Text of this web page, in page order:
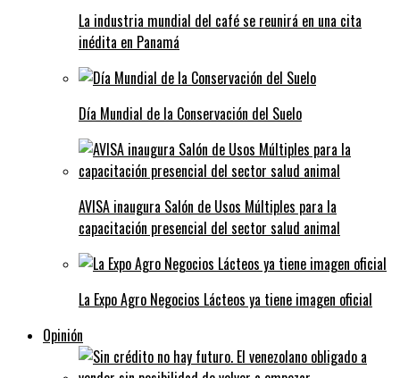
La industria mundial del café se reunirá en una cita
inédita en Panamá
Día Mundial de la Conservación del Suelo
AVISA inaugura Salón de Usos Múltiples para la
capacitación presencial del sector salud animal
La Expo Agro Negocios Lácteos ya tiene imagen oficial
Opinión